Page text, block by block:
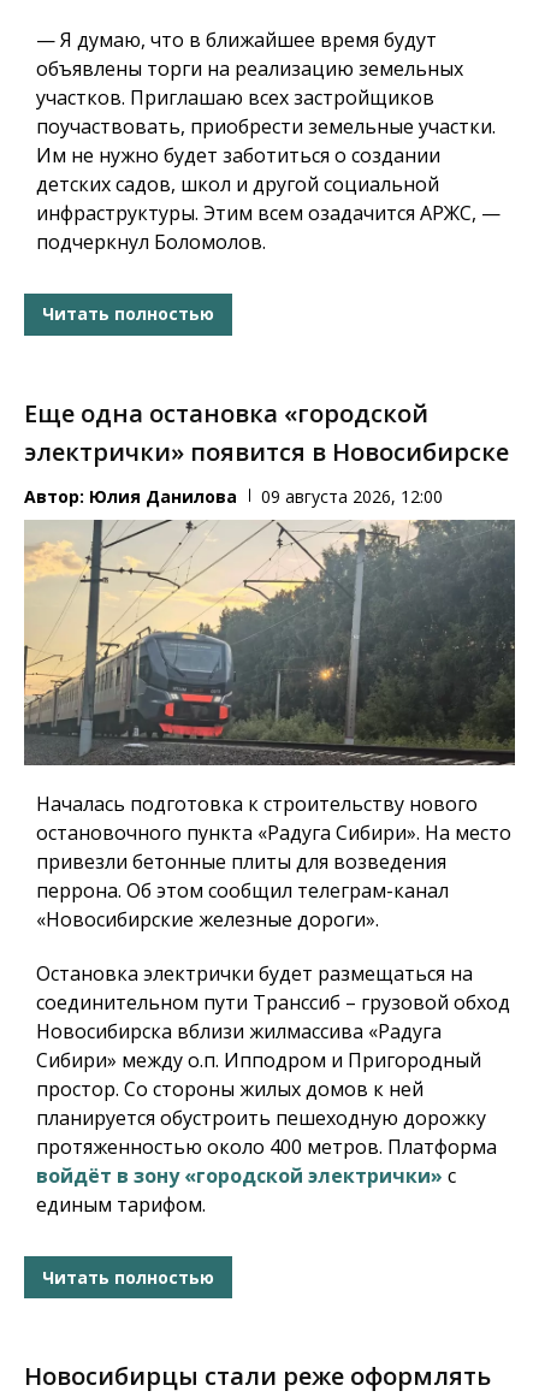
— Я думаю, что в ближайшее время будут
объявлены торги на реализацию земельных
участков. Приглашаю всех застройщиков
поучаствовать, приобрести земельные участки.
Им не нужно будет заботиться о создании
детских садов, школ и другой социальной
инфраструктуры. Этим всем озадачится АРЖС, —
подчеркнул Боломолов.
Читать полностью
Еще одна остановка «городской
электрички» появится в Новосибирске
Автор: Юлия Данилова 09 августа 2026, 12:00
Началась подготовка к строительству нового
остановочного пункта «Радуга Сибири». На место
привезли бетонные плиты для возведения
перрона. Об этом сообщил телеграм-канал
«Новосибирские железные дороги».
Остановка электрички будет размещаться на
соединительном пути Транссиб – грузовой обход
Новосибирска вблизи жилмассива «Радуга
Сибири» между о.п. Ипподром и Пригородный
простор. Со стороны жилых домов к ней
планируется обустроить пешеходную дорожку
протяженностью около 400 метров. Платформа
войдёт в зону «городской электрички» с
единым тарифом.
Читать полностью
Новосибирцы стали реже оформлять